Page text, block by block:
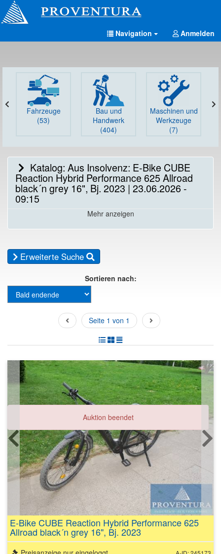
Navigation Anmelden
Fahrzeuge
(53)
Bau und
Handwerk
(404)
Maschinen und
Werkzeuge
(7)
Katalog: Aus Insolvenz: E-Bike CUBE
Reaction Hybrid Performance 625 Allroad
black´n grey 16", Bj. 2023 | 23.06.2026 -
09:15
Mehr anzeigen
Erweiterte Suche
Sortieren nach:
Seite 1 von 1
Auktion beendet
E-Bike CUBE Reaction Hybrid Performance 625
Allroad black´n grey 16", Bj. 2023